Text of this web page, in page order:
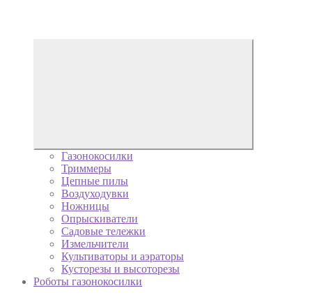
Газонокосилки
Триммеры
Цепные пилы
Воздуходувки
Ножницы
Опрыскиватели
Садовые тележки
Измельчители
Культиваторы и аэраторы
Кусторезы и высоторезы
Роботы газонокосилки